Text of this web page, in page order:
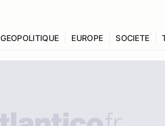
GEOPOLITIQUE EUROPE SOCIETE